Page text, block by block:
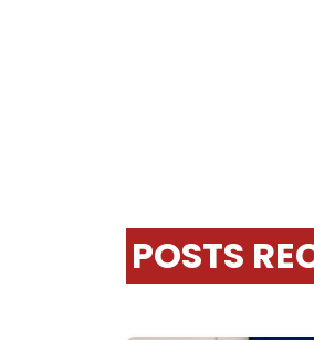
POSTS